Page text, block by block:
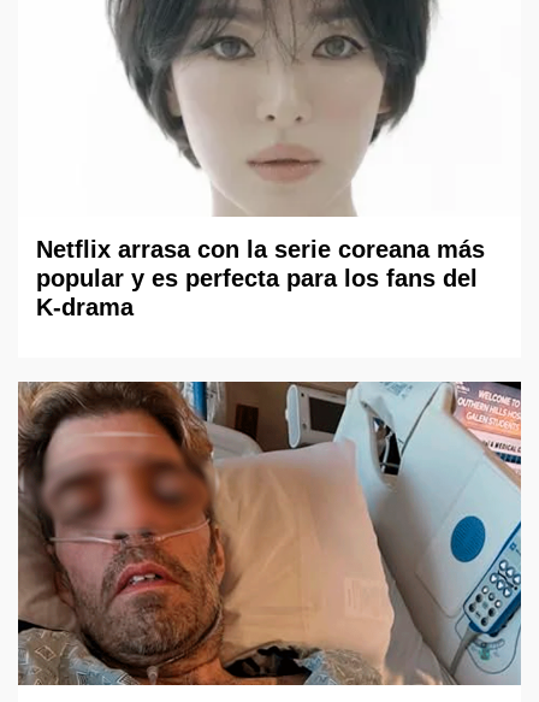
Netflix arrasa con la serie coreana más
popular y es perfecta para los fans del
K-drama